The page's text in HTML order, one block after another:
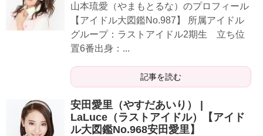
山本琉愛（やまもとるな）のプロフィール
【アイドル大図鑑No.987】 所属アイドル
グループ：ラストアイドル2期生 立ち位
置6番出身：...
記事を読む
安田愛里（やすだあいり） |
LaLuce（ラストアイドル）【アイド
ル大図鑑No.968安田愛里】